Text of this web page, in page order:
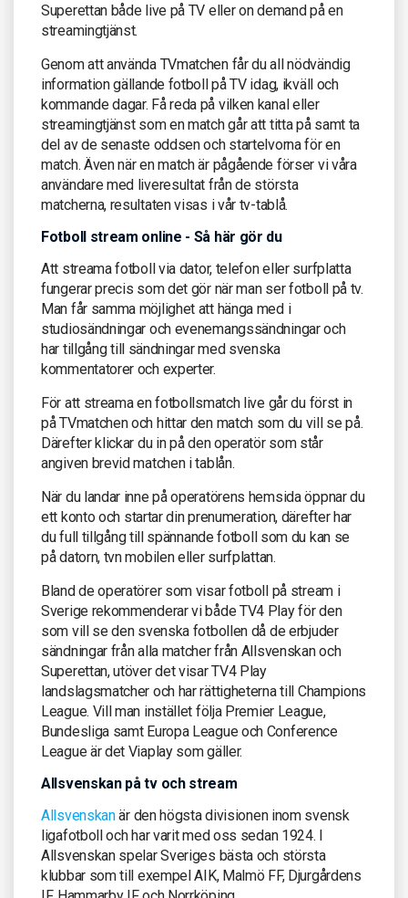
Superettan både live på TV eller on demand på en
streamingtjänst.
Genom att använda TVmatchen får du all nödvändig
information gällande fotboll på TV idag, ikväll och
kommande dagar. Få reda på vilken kanal eller
streamingtjänst som en match går att titta på samt ta
del av de senaste oddsen och startelvorna för en
match. Även när en match är pågående förser vi våra
användare med liveresultat från de största
matcherna, resultaten visas i vår tv-tablå.
Fotboll stream online - Så här gör du
Att streama fotboll via dator, telefon eller surfplatta
fungerar precis som det gör när man ser fotboll på tv.
Man får samma möjlighet att hänga med i
studiosändningar och evenemangssändningar och
har tillgång till sändningar med svenska
kommentatorer och experter.
För att streama en fotbollsmatch live går du först in
på TVmatchen och hittar den match som du vill se på.
Därefter klickar du in på den operatör som står
angiven brevid matchen i tablån.
När du landar inne på operatörens hemsida öppnar du
ett konto och startar din prenumeration, därefter har
du full tillgång till spännande fotboll som du kan se
på datorn, tvn mobilen eller surfplattan.
Bland de operatörer som visar fotboll på stream i
Sverige rekommenderar vi både TV4 Play för den
som vill se den svenska fotbollen då de erbjuder
sändningar från alla matcher från Allsvenskan och
Superettan, utöver det visar TV4 Play
landslagsmatcher och har rättigheterna till Champions
League. Vill man instället följa Premier League,
Bundesliga samt Europa League och Conference
League är det Viaplay som gäller.
Allsvenskan på tv och stream
Allsvenskanär den högsta divisionen inom svensk
ligafotboll och har varit med oss sedan 1924. I
Allsvenskan spelar Sveriges bästa och största
klubbar som till exempel AIK, Malmö FF, Djurgårdens